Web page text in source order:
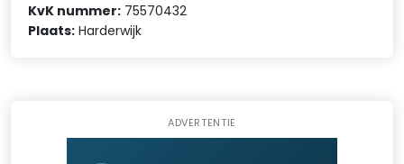
KvK nummer: 75570432
Plaats: Harderwijk
ADVERTENTIE